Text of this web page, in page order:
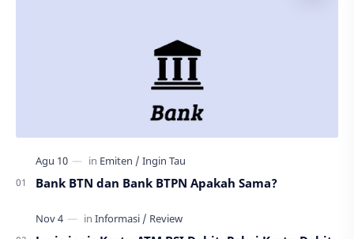
Bank BTN dan Bank BTPN Apakah Sama?